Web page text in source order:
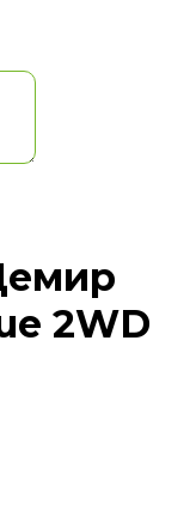
2WD